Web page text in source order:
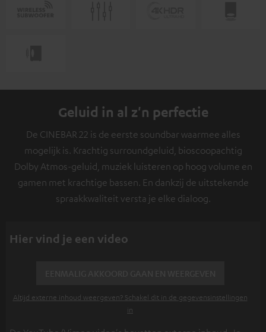
Geluid in al z'n perfectie
De CINEBAR 22 is de eerste soundbar waarmee alles
mogelijk is. Krachtig surroundgeluid, bioscoopachtig
Dolby Atmos-geluid, muziek luisteren op hoog volume en
gamen met krachtige bassen. En dankzij de uitstekende
spraakkwaliteit versta je elke dialoog.
Hier vind je een video
Altijd externe inhoud weergeven? Schakel dit in de gegevensinstellingen
in